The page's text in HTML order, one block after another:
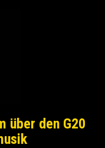
über den G20